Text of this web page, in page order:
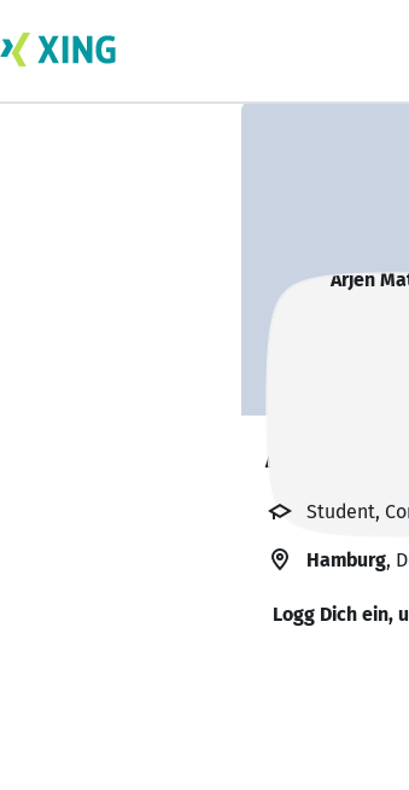
Arjen
Student,
Hamburg,
Logg Dich ein,